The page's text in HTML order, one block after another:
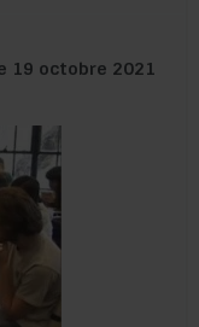
19 octobre 2021